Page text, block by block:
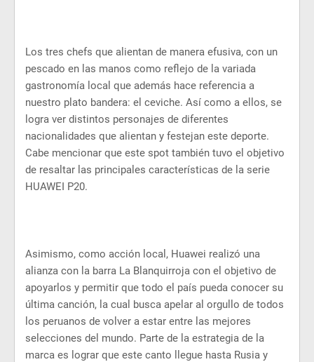
Los tres chefs que alientan de manera efusiva, con un
pescado en las manos como reflejo de la variada
gastronomía local que además hace referencia a
nuestro plato bandera: el ceviche. Así como a ellos, se
logra ver distintos personajes de diferentes
nacionalidades que alientan y festejan este deporte.
Cabe mencionar que este spot también tuvo el objetivo
de resaltar las principales características de la serie
HUAWEI P20.
Asimismo, como acción local, Huawei realizó una
alianza con la barra La Blanquirroja con el objetivo de
apoyarlos y permitir que todo el país pueda conocer su
última canción, la cual busca apelar al orgullo de todos
los peruanos de volver a estar entre las mejores
selecciones del mundo. Parte de la estrategia de la
marca es lograr que este canto llegue hasta Rusia y